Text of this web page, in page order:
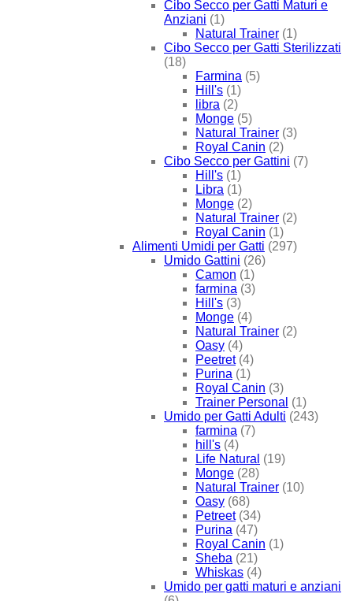
Cibo Secco per Gatti Maturi e
Anziani (1)
Natural Trainer (1)
Cibo Secco per Gatti Sterilizzati
(18)
Farmina (5)
Hill's (1)
libra (2)
Monge (5)
Natural Trainer (3)
Royal Canin (2)
Cibo Secco per Gattini (7)
Hill's (1)
Libra (1)
Monge (2)
Natural Trainer (2)
Royal Canin (1)
Alimenti Umidi per Gatti (297)
Umido Gattini (26)
Camon (1)
farmina (3)
Hill's (3)
Monge (4)
Natural Trainer (2)
Oasy (4)
Peetret (4)
Purina (1)
Royal Canin (3)
Trainer Personal (1)
Umido per Gatti Adulti (243)
farmina (7)
hill's (4)
Life Natural (19)
Monge (28)
Natural Trainer (10)
Oasy (68)
Petreet (34)
Purina (47)
Royal Canin (1)
Sheba (21)
Whiskas (4)
Umido per gatti maturi e anziani